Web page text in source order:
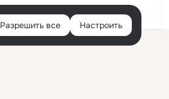
Войти
Разрешить все Настроить